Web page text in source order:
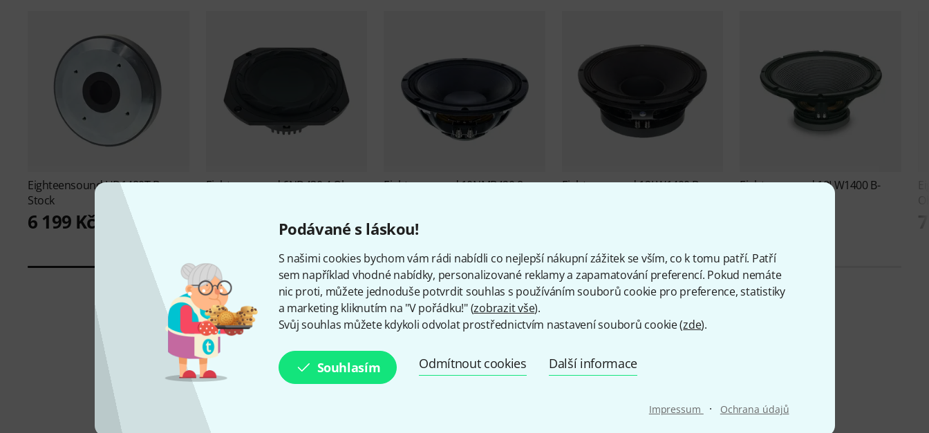
Podávané s láskou!
S našimi cookies bychom vám rádi nabídli co nejlepší nákupní zážitek se vším, co k tomu patří. Patří
sem například vhodné nabídky, personalizované reklamy a zapamatování preferencí. Pokud nemáte
nic proti, můžete jednoduše potvrdit souhlas s používáním souborů cookie pro preference, statistiky
a marketing kliknutím na "V pořádku!" (zobrazit vše).
Svůj souhlas můžete kdykoli odvolat prostřednictvím nastavení souborů cookie (zde).
Souhlasím Odmítnout cookies Další informace
Impressum · Ochrana údajů
EighteensoundHD1480T B-
Stock
6 199 Kč
Eighteensound6ND430 4 Ohm
Eighteensound10NMB420 8
5 699 Kč
Eighteensound12LW1400 B-
Eighteensound18LW1400 B-
Zajímavosti o Eighteensound
MÁME K DISPOZICI OD